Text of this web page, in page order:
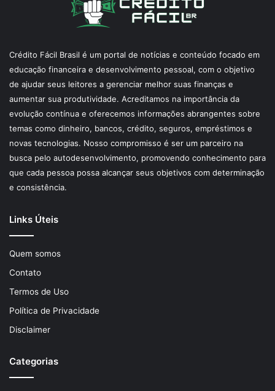
Crédito Fácil Brasil é um portal de notícias e conteúdo focado em
educação financeira e desenvolvimento pessoal, com o objetivo
de ajudar seus leitores a gerenciar melhor suas finanças e
aumentar sua produtividade. Acreditamos na importância da
evolução contínua e oferecemos informações abrangentes sobre
temas como dinheiro, bancos, crédito, seguros, empréstimos e
novas tecnologias. Nosso compromisso é ser um parceiro na
busca pelo autodesenvolvimento, promovendo conhecimento para
que cada pessoa possa alcançar seus objetivos com determinação
e consistência.
Links Úteis
Quem somos
Contato
Termos de Uso
Política de Privacidade
Disclaimer
Categorias